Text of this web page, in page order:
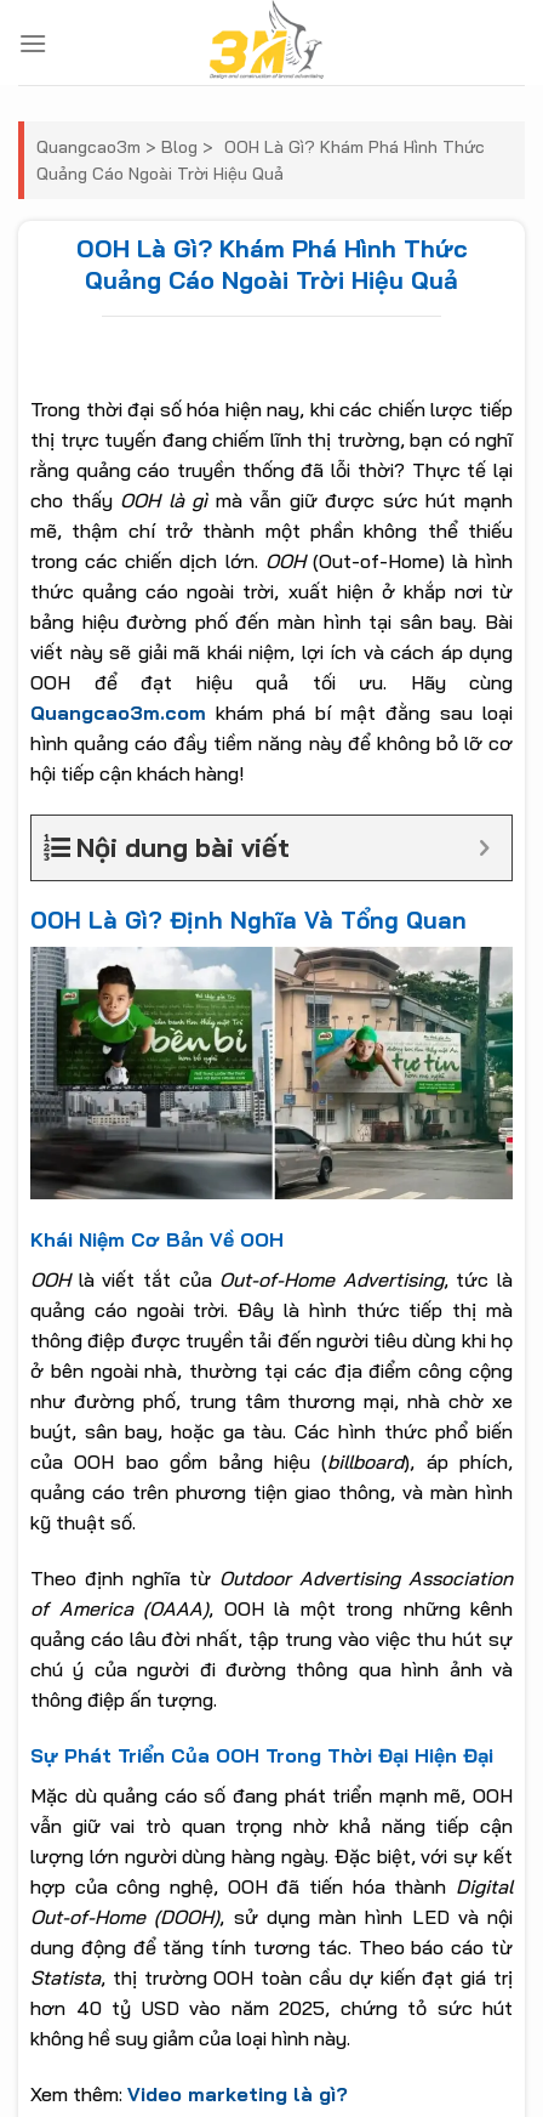
Quangcao3m > Blog > OOH Là Gì? Khám Phá Hình Thức
Quảng Cáo Ngoài Trời Hiệu Quả
OOH Là Gì? Khám Phá Hình Thức
Quảng Cáo Ngoài Trời Hiệu Quả
Trong thời đại số hóa hiện nay, khi các chiến lược tiếp
thị trực tuyến đang chiếm lĩnh thị trường, bạn có nghĩ
rằng quảng cáo truyền thống đã lỗi thời? Thực tế lại
cho thấy OOH là gìmà vẫn giữ được sức hút mạnh
mẽ, thậm chí trở thành một phần không thể thiếu
trong các chiến dịch lớn. OOH(Out-of-Home) là hình
thức quảng cáo ngoài trời, xuất hiện ở khắp nơi từ
bảng hiệu đường phố đến màn hình tại sân bay. Bài
viết này sẽ giải mã khái niệm, lợi ích và cách áp dụng
OOH để đạt hiệu quả tối ưu. Hãy cùng
Quangcao3m.com khám phá bí mật đằng sau loại
hình quảng cáo đầy tiềm năng này để không bỏ lỡ cơ
hội tiếp cận khách hàng!
Nội dung bài viết
OOH Là Gì? Định Nghĩa Và Tổng Quan
Khái Niệm Cơ Bản Về OOH
OOHlà viết tắt của Out-of-Home Advertising, tức là
quảng cáo ngoài trời. Đây là hình thức tiếp thị mà
thông điệp được truyền tải đến người tiêu dùng khi họ
ở bên ngoài nhà, thường tại các địa điểm công cộng
như đường phố, trung tâm thương mại, nhà chờ xe
buýt, sân bay, hoặc ga tàu. Các hình thức phổ biến
của OOH bao gồm bảng hiệu (billboard), áp phích,
quảng cáo trên phương tiện giao thông, và màn hình
kỹ thuật số.
Theo định nghĩa từ Outdoor Advertising Association
of America (OAAA), OOH là một trong những kênh
quảng cáo lâu đời nhất, tập trung vào việc thu hút sự
chú ý của người đi đường thông qua hình ảnh và
thông điệp ấn tượng.
Sự Phát Triển Của OOH Trong Thời Đại Hiện Đại
Mặc dù quảng cáo số đang phát triển mạnh mẽ, OOH
vẫn giữ vai trò quan trọng nhờ khả năng tiếp cận
lượng lớn người dùng hàng ngày. Đặc biệt, với sự kết
hợp của công nghệ, OOH đã tiến hóa thành Digital
Out-of-Home (DOOH), sử dụng màn hình LED và nội
dung động để tăng tính tương tác. Theo báo cáo từ
Statista, thị trường OOH toàn cầu dự kiến đạt giá trị
hơn 40 tỷ USD vào năm 2025, chứng tỏ sức hút
không hề suy giảm của loại hình này.
Xem thêm: Video marketing là gì?